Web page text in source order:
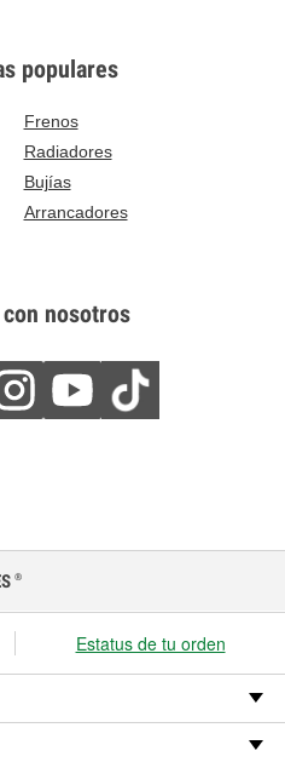
populares
Frenos
Radiadores
Bujías
Arrancadores
nosotros
®
Estatus de tu orden